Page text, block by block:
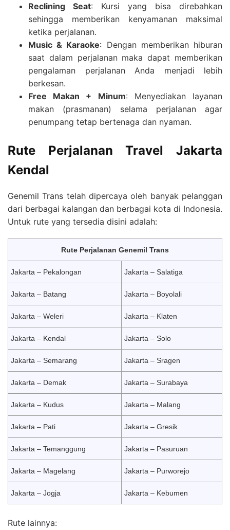
Reclining Seat: Kursi yang bisa direbahkan
sehingga memberikan kenyamanan maksimal
ketika perjalanan.
Music & Karaoke: Dengan memberikan hiburan
saat dalam perjalanan maka dapat memberikan
pengalaman perjalanan Anda menjadi lebih
berkesan.
Free Makan + Minum: Menyediakan layanan
makan (prasmanan) selama perjalanan agar
penumpang tetap bertenaga dan nyaman.
Rute PerjalananTravel Jakarta
Kendal
Genemil Trans telah dipercaya oleh banyak pelanggan
dari berbagai kalangan dan berbagai kota di Indonesia.
Untuk rute yang tersedia disini adalah:
Rute Perjalanan Genemil Trans
Jakarta – Pekalongan Jakarta – Salatiga
Jakarta – Batang Jakarta – Boyolali
Jakarta – Weleri Jakarta – Klaten
Jakarta – Kendal Jakarta – Solo
Jakarta – Semarang Jakarta – Sragen
Jakarta – Demak Jakarta – Surabaya
Jakarta – Kudus Jakarta – Malang
Jakarta – Pati Jakarta – Gresik
Jakarta – Temanggung Jakarta – Pasuruan
Jakarta – Magelang Jakarta – Purworejo
Jakarta – Jogja Jakarta – Kebumen
Rute lainnya: